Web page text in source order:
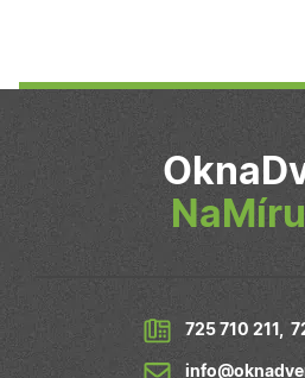
NaMíru
725 710 211 ,
Variant
ochrany osobních údajů